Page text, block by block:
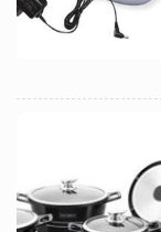
Назад